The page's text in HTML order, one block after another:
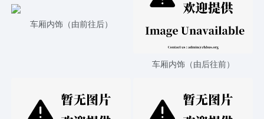
车厢内饰（由前往后）
车厢内饰（由后往前）